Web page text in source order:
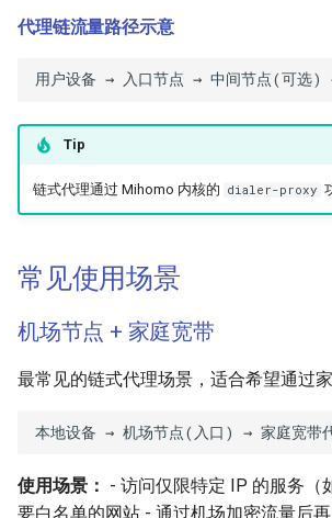
代理链流量路径示意
Tip
链式代理通过 Mihomo 内核的 dialer-proxy
常见使用场景
机场节点 + 家庭宽带
最常见的链式代理场景，适合希望通过
使用场景： - 访问仅限特定 IP 的服务（
要白名单的网站 - 通过机场加密流量后